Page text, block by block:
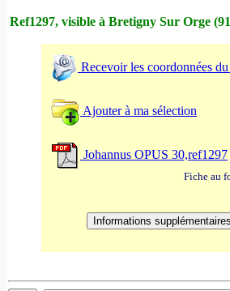
Ref1297, visible à Bretigny Sur Orge
Recevoir les coordonnées
Ajouter à ma sélection
Johannus OPUS 30,ref1297
Fiche au